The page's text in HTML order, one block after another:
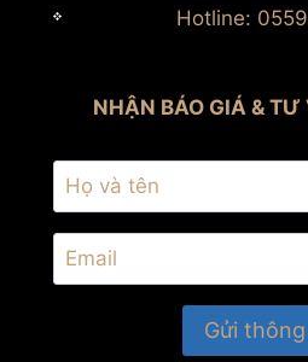
Hotline:
NHẬN BÁO GIÁ & TƯ